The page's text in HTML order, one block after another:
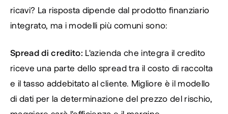
ricavi? La risposta dipende dal prodotto finanziario
integrato, ma i modelli più comuni sono:
Spread di credito: L'azienda che integra il credito
riceve una parte dello spread tra il costo di raccolta
e il tasso addebitato al cliente. Migliore è il modello
di dati per la determinazione del prezzo del rischio,